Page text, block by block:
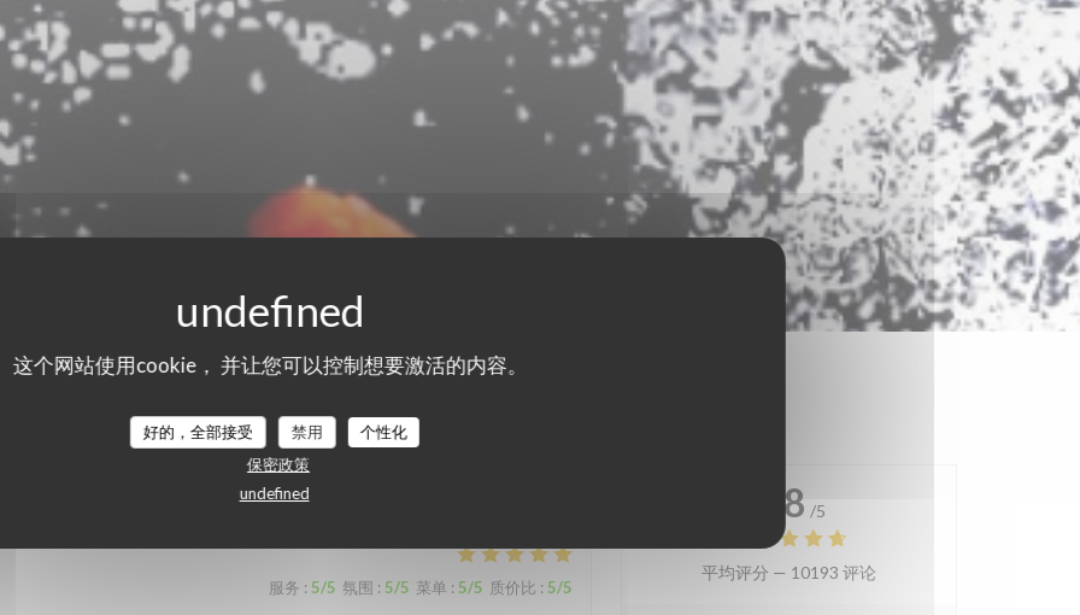
这个网站使用cookie， 并让您可以控制想要激活的内容。
好的，全部接受 禁用
个性化
保密政策
undefined
的顾客评分
服务 : 5/5 氛围 : 5/5 菜单 : 5/5 质价比 : 5/5
4.8 /5
平均评分 — 10193 评论